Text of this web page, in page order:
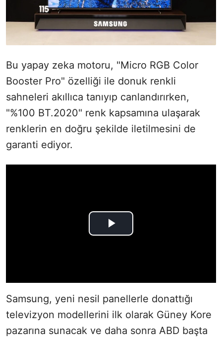
Bu yapay zeka motoru, "Micro RGB Color
Booster Pro" özelliği ile donuk renkli
sahneleri akıllıca tanıyıp canlandırırken,
"%100 BT.2020" renk kapsamına ulaşarak
renklerin en doğru şekilde iletilmesini de
garanti ediyor.
Samsung, yeni nesil panellerle donattığı
televizyon modellerini ilk olarak Güney Kore
pazarına sunacak ve daha sonra ABD başta